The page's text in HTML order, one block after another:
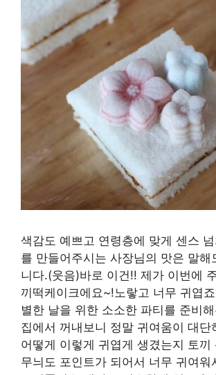
색감도 예쁘고 연령층에 맞게 센스
를 만들어주시는 사장님의 맛은 말해
니다.(웃음)바로 이건!! 제가 이번에
끼떡케이크에요~!노랗고 너무 귀엽
별한 날을 위한 소소한 파티를 준비
집에서 꺼내보니 정말 귀여움이 대
어떻게 이렇게 귀엽게 생겼는지 토끼
무늬도 포인트가 되어서 너무 귀여워